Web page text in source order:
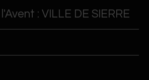
: VILLE DE SIERRE